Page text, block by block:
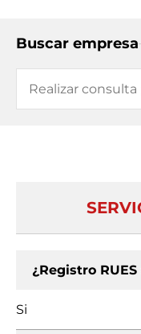
Buscar empresa
¿Registro
Si